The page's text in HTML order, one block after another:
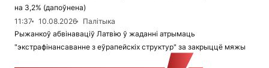
на 3,2% (дапоўнена)
11:37
10.08.2026
Палітыка
Рыжанкоў абвінаваціў Латвію ў жаданні атрымаць
"экстрафінансаванне з еўрапейскіх структур" за закрыццё мяжы